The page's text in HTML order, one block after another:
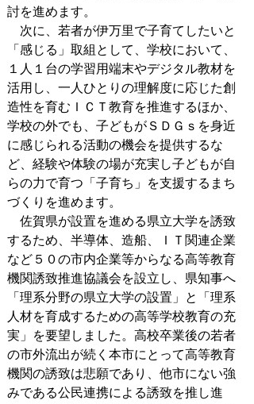
討を進めます。
次に、若者が伊万里で子育てしたいと
「感じる」取組として、学校において、
１人１台の学習用端末やデジタル教材を
活用し、一人ひとりの理解度に応じた創
造性を育むＩＣＴ教育を推進するほか、
学校の外でも、子どもがＳＤＧｓを身近
に感じられる活動の機会を提供するな
ど、経験や体験の場が充実し子どもが自
らの力で育つ「子育ち」を支援するまち
づくりを進めます。
佐賀県が設置を進める県立大学を誘致
するため、半導体、造船、ＩＴ関連企業
など５０の市内企業等からなる高等教育
機関誘致推進協議会を設立し、県知事へ
「理系分野の県立大学の設置」と「理系
人材を育成するための高等学校教育の充
実」を要望しました。高校卒業後の若者
の市外流出が続く本市にとって高等教育
機関の誘致は悲願であり、他市にない強
みである公民連携による誘致を推し進